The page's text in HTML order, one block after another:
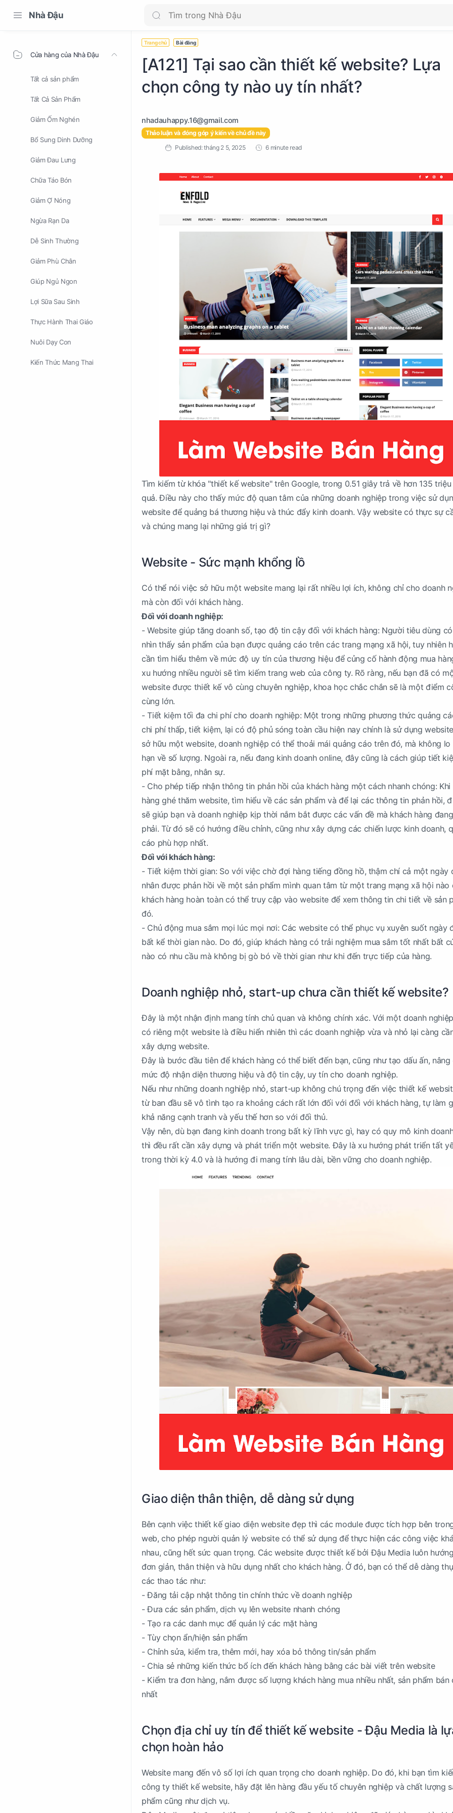
Nhà Đậu
Cửa hàng của Nhà Đậu
Tất cả sản phẩm
Tất Cả Sản Phẩm
Giảm Ốm Nghén
Bổ Sung Dinh Dưỡng
Giảm Đau Lưng
Chữa Táo Bón
Giảm Ợ Nóng
Ngừa Rạn Da
Dễ Sinh Thường
Giảm Phù Chân
Giúp Ngủ Ngon
Lợi Sữa Sau Sinh
Thực Hành Thai Giáo
Nuôi Dạy Con
Kiến Thức Mang Thai
Trang chủ Bài đăng
[A121] Tại sao cần thiết kế website? Lựa
chọn công ty nào uy tín nhất?
Thảo luận và đóng góp ý kiến về chủ đề này
6 minute read
Tìm kiếm từ khóa "thiết kế website" trên Google, trong 0.51 giây trả về hơn 135
quả. Điều này cho thấy mức độ quan tâm của những doanh nghiệp trong việc sử
website để quảng bá thương hiệu và thúc đẩy kinh doanh. Vậy website có thực sự
và chúng mang lại những giá trị gì?
Website - Sức mạnh khổng lồ
Có thể nói việc sở hữu một website mang lại rất nhiều lợi ích, không chỉ cho doanh
mà còn đối với khách hàng.
Đối với doanh nghiệp:
- Website giúp tăng doanh số, tạo độ tin cậy đối với khách hàng: Người tiêu dùng
nhìn thấy sản phẩm của bạn được quảng cáo trên các trang mạng xã hội, tuy nhiên
cần tìm hiểu thêm về mức độ uy tín của thương hiệu để củng cố hành động mua
xu hướng nhiều người sẽ tìm kiếm trang web của công ty. Rõ ràng, nếu bạn đã có
website được thiết kế vô cùng chuyên nghiệp, khoa học chắc chắn sẽ là một điểm
cùng lớn.
- Tiết kiệm tối đa chi phí cho doanh nghiệp: Một trong những phương thức quảng
chi phí thấp, tiết kiệm, lại có độ phủ sóng toàn cầu hiện nay chính là sử dụng
sở hữu một website, doanh nghiệp có thể thoải mái quảng cáo trên đó, mà không
hạn về số lượng. Ngoài ra, nếu đang kinh doanh online, đây cũng là cách giúp tiết
phí mặt bằng, nhân sự.
- Cho phép tiếp nhận thông tin phản hồi của khách hàng một cách nhanh chóng: Khi
hàng ghé thăm website, tìm hiểu về các sản phẩm và để lại các thông tin phản hồi,
sẽ giúp bạn và doanh nghiệp kịp thời nắm bắt được các vấn đề mà khách hàng
phải. Từ đó sẽ có hướng điều chỉnh, cũng như xây dựng các chiến lược kinh doanh,
cáo phù hợp nhất.
Đối với khách hàng:
- Tiết kiệm thời gian: So với việc chờ đợi hàng tiếng đồng hồ, thậm chí cả một ngày
nhân được phản hồi về một sản phẩm mình quan tâm từ một trang mạng xã hội nào
khách hàng hoàn toàn có thể truy cập vào website để xem thông tin chi tiết về sản
đó.
- Chủ động mua sắm mọi lúc mọi nơi: Các website có thể phục vụ xuyên suốt ngày
bất kể thời gian nào. Do đó, giúp khách hàng có trải nghiệm mua sắm tốt nhất bất
nào có nhu cầu mà không bị gò bó về thời gian như khi đến trực tiếp của hàng.
Doanh nghiệp nhỏ, start-up chưa cần thiết kế website?
Đây là một nhận định mang tính chủ quan và không chính xác. Với một doanh
có riêng một website là điều hiển nhiên thì các doanh nghiệp vừa và nhỏ lại càng
xây dựng website.
Đây là bước đầu tiên để khách hàng có thể biết đến bạn, cũng như tạo dấu ấn, nâng
mức độ nhận diện thương hiệu và độ tin cậy, uy tín cho doanh nghiệp.
Nếu như những doanh nghiệp nhỏ, start-up không chú trọng đến việc thiết kế
từ ban đầu sẽ vô tình tạo ra khoảng cách rất lớn đối với đối với khách hàng, tự làm
khả năng cạnh tranh và yếu thế hơn so với đối thủ.
Vậy nên, dù bạn đang kinh doanh trong bất kỳ lĩnh vực gì, hay có quy mô kinh
thì đều rất cần xây dựng và phát triển một website. Đây là xu hướng phát triển tất
trong thời kỳ 4.0 và là hướng đi mang tính lâu dài, bền vững cho doanh nghiệp.
Giao diện thân thiện, dễ dàng sử dụng
Bên cạnh việc thiết kế giao diện website đẹp thì các module được tích hợp bên
web, cho phép người quản lý website có thể sử dụng để thực hiện các công việc
nhau, cũng hết sức quan trọng. Các website được thiết kế bởi Đậu Media luôn
đơn giản, thân thiện và hữu dụng nhất cho khách hàng. Ở đó, bạn có thể dễ dàng
các thao tác như:
- Đăng tải cập nhật thông tin chính thức về doanh nghiệp
- Đưa các sản phẩm, dịch vụ lên website nhanh chóng
- Tạo ra các danh mục để quản lý các mặt hàng
- Tùy chọn ẩn/hiện sản phẩm
- Chỉnh sửa, kiểm tra, thêm mới, hay xóa bỏ thông tin/sản phẩm
- Chia sẻ những kiến thức bổ ích đến khách hàng bằng các bài viết trên website
- Kiểm tra đơn hàng, nắm được số lượng khách hàng mua nhiều nhất, sản phẩm bán
nhất
Chọn địa chỉ uy tín để thiết kế website - Đậu Media là
chọn hoàn hảo
Website mang đến vô số lợi ích quan trọng cho doanh nghiệp. Do đó, khi bạn tìm
công ty thiết kế website, hãy đặt lên hàng đầu yếu tố chuyên nghiệp và chất lượng
phẩm cũng như dịch vụ.